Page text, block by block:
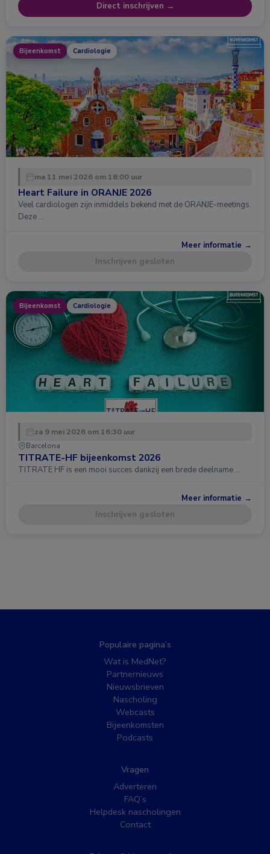
Direct inschrijven →
Bijeenkomst Cardiologie
ma 11 mei 2026 om 18:00 uur
Heart Failure in ORANJE 2026
Veel cardiologen zijn inmiddels bekend met de ORANJE-meetings.
Deze …
Meer informatie →
Inschrijven gesloten
Bijeenkomst Cardiologie
za 9 mei 2026 om 16:30 uur
Barcelona
TITRATE-HF bijeenkomst 2026
TITRATE HF is een mooi succes dankzij een brede deelname …
Meer informatie →
Inschrijven gesloten
Populaire pagina’s
Wat is MedNet?
Partnernieuws
Nieuwsbrieven
Nascholing
Webcasts
Bijeenkomsten
Podcasts
Vragen
Adverteren
FAQ’s
Helpdesk nascholingen
Contact